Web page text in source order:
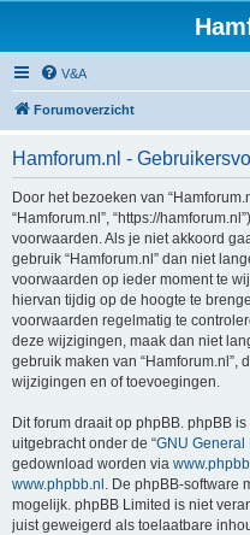
V&A
Forumoverzicht
Hamforum.nl -
Door het bezoeken van
“Hamforum.nl”, “https://
voorwaarden. Als je niet akkoord
gebruik “Hamforum.nl” dan niet
voorwaarden op ieder moment te
hiervan tijdig op de hoogte te
voorwaarden regelmatig te
deze wijzigingen, maak dan niet
gebruik maken van “Hamforum.nl”,
wijzigingen en of toevoegingen.
Dit forum draait op phpBB. phpBB
uitgebracht onder de “GNU General
gedownload worden via
www.phpbb.nl . De phpBB-software
mogelijk. phpBB Limited is niet
juist geweigerd als toelaatbare